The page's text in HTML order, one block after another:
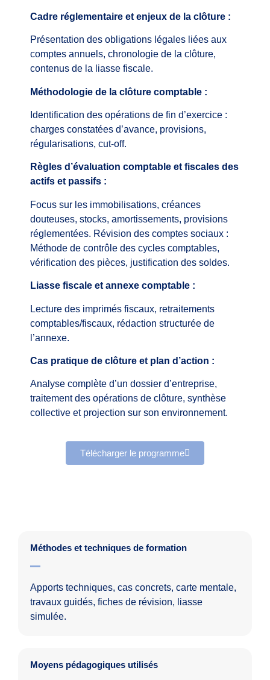
Cadre réglementaire et enjeux de la clôture :
Présentation des obligations légales liées aux
comptes annuels, chronologie de la clôture,
contenus de la liasse fiscale.
Méthodologie de la clôture comptable :
Identification des opérations de fin d’exercice :
charges constatées d’avance, provisions,
régularisations, cut-off.
Règles d’évaluation comptable et fiscales des
actifs et passifs :
Focus sur les immobilisations, créances
douteuses, stocks, amortissements, provisions
réglementées. Révision des comptes sociaux :
Méthode de contrôle des cycles comptables,
vérification des pièces, justification des soldes.
Liasse fiscale et annexe comptable :
Lecture des imprimés fiscaux, retraitements
comptables/fiscaux, rédaction structurée de
l’annexe.
Cas pratique de clôture et plan d’action :
Analyse complète d’un dossier d’entreprise,
traitement des opérations de clôture, synthèse
collective et projection sur son environnement.
Télécharger le programme
Méthodes et techniques de formation
Apports techniques, cas concrets, carte mentale,
travaux guidés, fiches de révision, liasse
simulée.
Moyens pédagogiques utilisés